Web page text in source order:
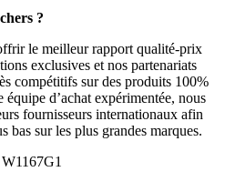
?
le meilleur rapport qualité-prix
exclusives et nos partenariats
compétitifs sur des produits 100%
d’achat expérimentée, nous
fournisseurs internationaux afin
bas sur les plus grandes marques.